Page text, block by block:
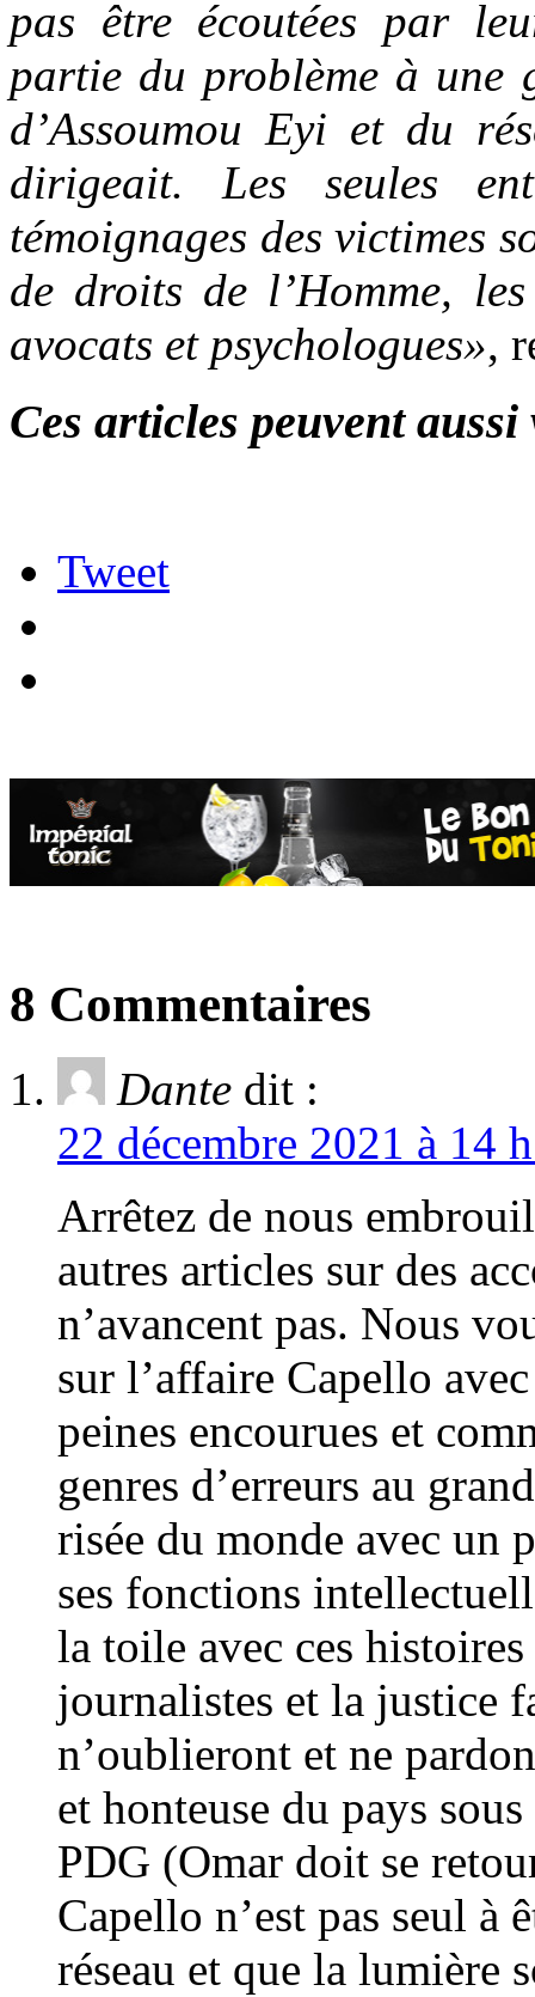
pas être écoutées par
partie du problème à une
d’Assoumou Eyi et du
dirigeait. Les seules
témoignages des victimes
de droits de l’Homme,
avocats et psychologues»,
Ces articles peuvent
Tweet
8 Commentaires
Dante dit :
22 décembre 2021 à 14
Arrêtez de nous
autres articles sur des
n’avancent pas. Nous
sur l’affaire Capello
peines encourues et
genres d’erreurs au
risée du monde avec un
ses fonctions
la toile avec ces
journalistes et la justice
n’oublieront et ne
et honteuse du pays
PDG (Omar doit se
Capello n’est pas seul à
réseau et que la lumière